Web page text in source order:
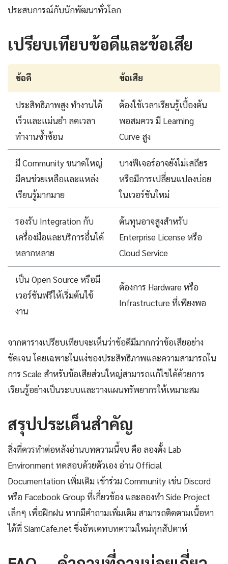
ประสบการณ์กับนักพัฒนาทั่วโลก
เปรียบเทียบข้อดีและข้อเสีย
ข้อดี ข้อเสีย
ประสิทธิภาพสูง ทำงานได้
เร็วและแม่นยำ ลดเวลา
ทำงานซ้ำซ้อน
ต้องใช้เวลาเรียนรู้เบื้องต้น
พอสมควร มี Learning
Curve สูง
มี Community ขนาดใหญ่
มีคนช่วยเหลือและแหล่ง
เรียนรู้มากมาย
บางฟีเจอร์อาจยังไม่เสถียร
หรือมีการเปลี่ยนแปลงบ่อย
ในเวอร์ชันใหม่
รองรับ Integration กับ
เครื่องมือและบริการอื่นได้
หลากหลาย
ต้นทุนอาจสูงสำหรับ
Enterprise License หรือ
Cloud Service
เป็น Open Source หรือมี
เวอร์ชันฟรีให้เริ่มต้นใช้
งาน
ต้องการ Hardware หรือ
Infrastructure ที่เพียงพอ
จากตารางเปรียบเทียบจะเห็นว่าข้อดีมีมากกว่าข้อเสียอย่าง
ชัดเจน โดยเฉพาะในแง่ของประสิทธิภาพและความสามารถใน
การ Scale สำหรับข้อเสียส่วนใหญ่สามารถแก้ไขได้ด้วยการ
เรียนรู้อย่างเป็นระบบและวางแผนทรัพยากรให้เหมาะสม
สรุปประเด็นสำคัญ
สิ่งที่ควรทำต่อหลังอ่านบทความนี้จบ คือ ลองตั้ง Lab
Environment ทดสอบด้วยตัวเอง อ่าน Official
Documentation เพิ่มเติม เข้าร่วม Community เช่น Discord
หรือ Facebook Group ที่เกี่ยวข้อง และลองทำ Side Project
เล็กๆ เพื่อฝึกฝน หากมีคำถามเพิ่มเติม สามารถติดตามเนื้อหา
ได้ที่ SiamCafe.net ซึ่งอัพเดทบทความใหม่ทุกสัปดาห์